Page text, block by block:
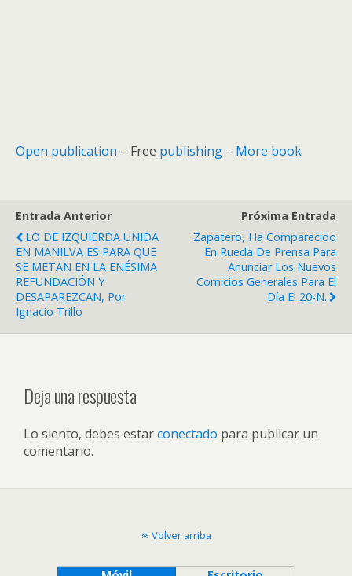
Open publication – Free publishing – More book
Entrada Anterior
LO DE IZQUIERDA UNIDA
EN MANILVA ES PARA QUE
SE METAN EN LA ENÉSIMA
REFUNDACIÓN Y
DESAPAREZCAN, Por
Ignacio Trillo
Próxima Entrada
Zapatero, Ha Comparecido
En Rueda De Prensa Para
Anunciar Los Nuevos
Comicios Generales Para El
Día El 20-N.
Deja una respuesta
Lo siento, debes estarconectado para publicar un
comentario.
Volver arriba